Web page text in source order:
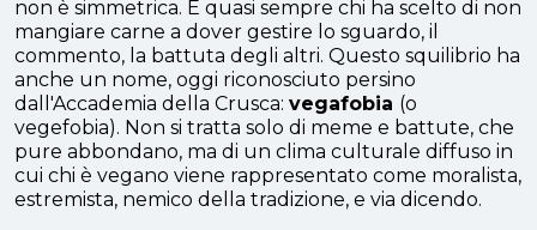
non è simmetrica. È quasi sempre chi ha scelto di non
mangiare carne a dover gestire lo sguardo, il
commento, la battuta degli altri. Questo squilibrio ha
anche un nome, oggi riconosciuto persino
dall'Accademia della Crusca: vegafobia (o
vegefobia). Non si tratta solo di meme e battute, che
pure abbondano, ma di un clima culturale diffuso in
cui chi è vegano viene rappresentato come moralista,
estremista, nemico della tradizione, e via dicendo.